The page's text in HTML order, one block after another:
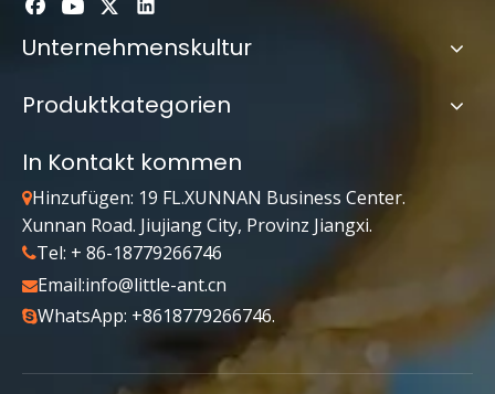
Product Inquiry
Unternehmenskultur
Produktkategorien
In Kontakt kommen
Hinzufügen: 19 FL.XUNNAN Business Center.
Xunnan Road. Jiujiang City, Provinz Jiangxi.
Tel: + 86-18779266746
Email:info@little-ant.cn
WhatsApp: +8618779266746.